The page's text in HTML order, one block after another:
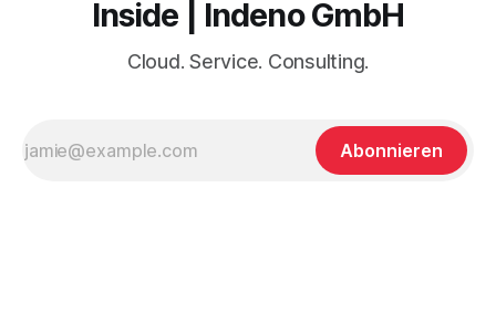
Inside | Indeno GmbH
Cloud. Service. Consulting.
Abonnieren